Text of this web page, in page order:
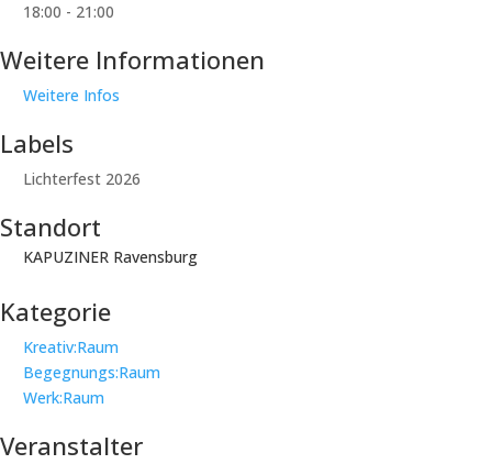
18:00 - 21:00
Weitere Informationen
Weitere Infos
Labels
Lichterfest 2026
Standort
KAPUZINER Ravensburg
Kategorie
Kreativ:Raum
Begegnungs:Raum
Werk:Raum
Veranstalter